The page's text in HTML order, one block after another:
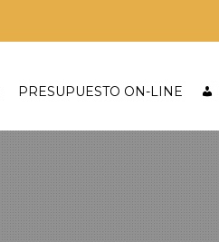
PRESUPUESTO ON-LINE